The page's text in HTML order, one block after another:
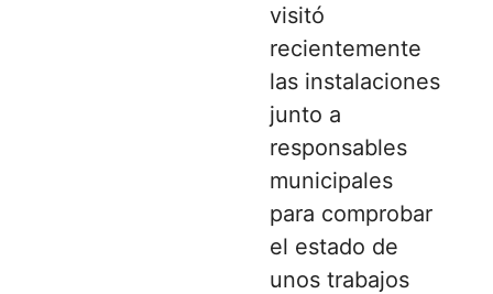
visitó
recientemente
las instalaciones
junto a
responsables
municipales
para comprobar
el estado de
unos trabajos